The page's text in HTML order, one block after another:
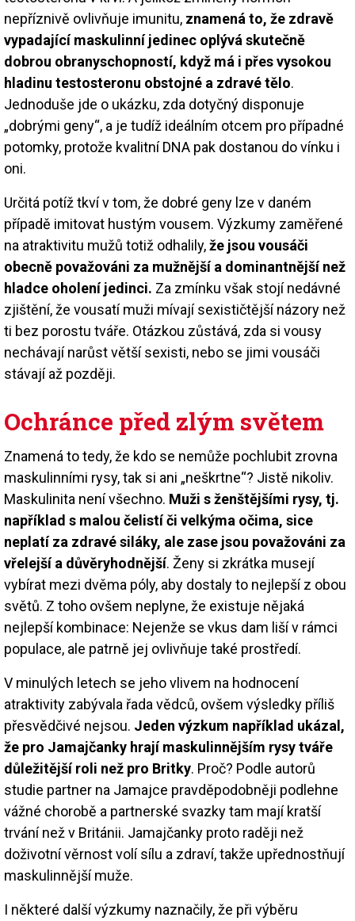
nepříznivě ovlivňuje imunitu, znamená to, že zdravě
vypadající maskulinní jedinec oplývá skutečně
dobrou obranyschopností, když má i přes vysokou
hladinu testosteronu obstojné a zdravé tělo.
Jednoduše jde o ukázku, zda dotyčný disponuje
„dobrými geny“, a je tudíž ideálním otcem pro případné
potomky, protože kvalitní DNA pak dostanou do vínku i
oni.
Určitá potíž tkví v tom, že dobré geny lze v daném
případě imitovat hustým vousem. Výzkumy zaměřené
na atraktivitu mužů totiž odhalily,že jsou vousáči
obecně považováni za mužnější a dominantnější než
hladce oholení jedinci. Za zmínku však stojí nedávné
zjištění, že vousatí muži mívají sexističtější názory než
ti bez porostu tváře. Otázkou zůstává, zda si vousy
nechávají narůst větší sexisti, nebo se jimi vousáči
stávají až později.
Ochránce před zlým světem
Znamená to tedy, že kdo se nemůže pochlubit zrovna
maskulinními rysy, tak si ani „neškrtne“? Jistě nikoliv.
Maskulinita není všechno. Muži s ženštějšími rysy, tj.
například s malou čelistí či velkýma očima, sice
neplatí za zdravé siláky, ale zase jsou považováni za
vřelejší a důvěryhodnější. Ženy si zkrátka musejí
vybírat mezi dvěma póly, aby dostaly to nejlepší z obou
světů. Z toho ovšem neplyne, že existuje nějaká
nejlepší kombinace: Nejenže se vkus dam liší v rámci
populace, ale patrně jej ovlivňuje také prostředí.
V minulých letech se jeho vlivem na hodnocení
atraktivity zabývala řada vědců, ovšem výsledky příliš
přesvědčivé nejsou. Jeden výzkum například ukázal,
že pro Jamajčanky hrají maskulinnějším rysy tváře
důležitější roli než pro Britky. Proč? Podle autorů
studie partner na Jamajce pravděpodobněji podlehne
vážné chorobě a partnerské svazky tam mají kratší
trvání než v Británii. Jamajčanky proto raději než
doživotní věrnost volí sílu a zdraví, takže upřednostňují
maskulinnější muže.
I některé další výzkumy naznačily, že při výběru